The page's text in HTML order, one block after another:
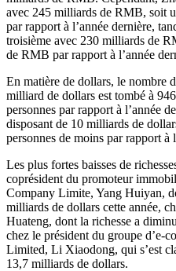
avec 245 milliards de RMB, soit
par rapport à l’année dernière,
troisième avec 230 milliards de
de RMB par rapport à l’année
En matière de dollars, le nombre
milliard de dollars est tombé à
personnes par rapport à l’année
disposant de 10 milliards de
personnes de moins par rapport à
Les plus fortes baisses de
coprésident du promoteur
Company Limite, Yang Huiyan,
milliards de dollars cette année,
Huateng, dont la richesse a
chez le président du groupe d’e-
Limited, Li Xiaodong, qui s’est
13,7 milliards de dollars.